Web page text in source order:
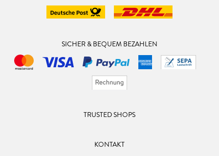
SICHER & BEQUEM BEZAHLEN
TRUSTED SHOPS
KONTAKT